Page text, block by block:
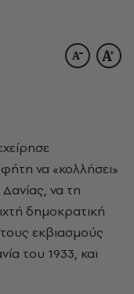
να «κολλήσει»
να τη
δημοκρατική
τους εκβιασμούς
του 1933, και